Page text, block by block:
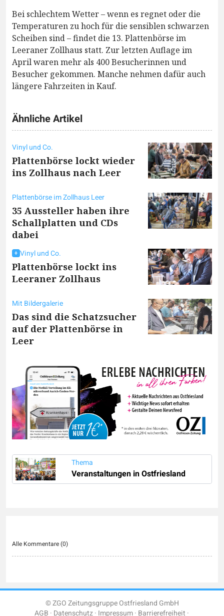
Bei schlechtem Wetter – wenn es regnet oder die
Temperaturen zu hoch für die sensiblen schwarzen
Scheiben sind – findet die 13. Plattenbörse im
Leeraner Zollhaus statt. Zur letzten Auflage im
April waren mehr als 400 Besucherinnen und
Besucher gekommen. Manche nehmen dafür auch
längere Fahrzeiten in Kauf.
Ähnliche Artikel
Vinyl und Co.
Plattenbörse lockt wieder
ins Zollhaus nach Leer
Plattenbörse im Zollhaus Leer
35 Aussteller haben ihre
Schallplatten und CDs
dabei
Vinyl und Co.
Plattenbörse lockt ins
Leeraner Zollhaus
Mit Bildergalerie
Das sind die Schatzsucher
auf der Plattenbörse in
Leer
Thema
Veranstaltungen in Ostfriesland
Alle Kommentare (0)
© ZGO Zeitungsgruppe Ostfriesland GmbH
AGB Datenschutz Impressum Barrierefreiheit